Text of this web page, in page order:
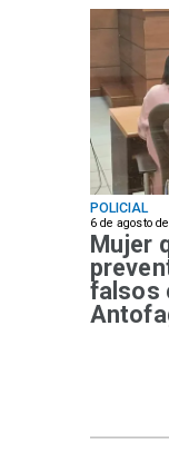
POLICIAL
6 de agosto
Mujer
falsos